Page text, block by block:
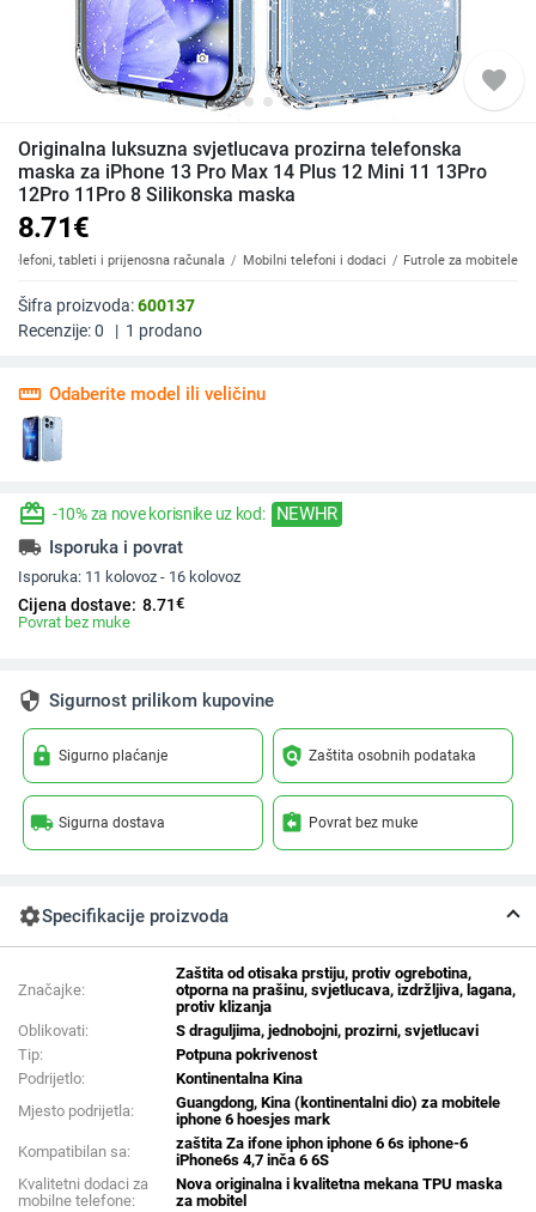
favorite
Originalna luksuzna svjetlucava prozirna telefonska
maska za iPhone 13 Pro Max 14 Plus 12 Mini 11 13Pro
12Pro 11Pro 8 Silikonska maska
8.71€
Telefoni, tableti i prijenosna računala Mobilni telefoni i dodaci Futrole za mobitele
Šifra proizvoda:600137
Recenzije:0 | 1 prodano
straighten Odaberite model ili veličinu
redeem -10% za nove korisnike uz kod: NEWHR
local_shipping Isporuka i povrat
Isporuka: 11 kolovoz - 16 kolovoz
Cijena dostave: 8.71€
Povrat bez muke
security Sigurnost prilikom kupovine
lock Sigurno plaćanje policy Zaštita osobnih podataka
local_shipping Sigurna dostava assignment_return Povrat bez muke
settingsSpecifikacije proizvoda
Značajke:
Zaštita od otisaka prstiju, protiv ogrebotina,
otporna na prašinu, svjetlucava, izdržljiva, lagana,
protiv klizanja
Oblikovati:
S draguljima, jednobojni, prozirni, svjetlucavi
Tip:
Potpuna pokrivenost
Podrijetlo:
Kontinentalna Kina
Mjesto podrijetla:
Guangdong, Kina (kontinentalni dio) za mobitele
iphone 6 hoesjes mark
Kompatibilan sa:
zaštita Za ifone iphon iphone 6 6s iphone-6
iPhone6s 4,7 inča 6 6S
Kvalitetni dodaci za
mobilne telefone:
Nova originalna i kvalitetna mekana TPU maska
za mobitel